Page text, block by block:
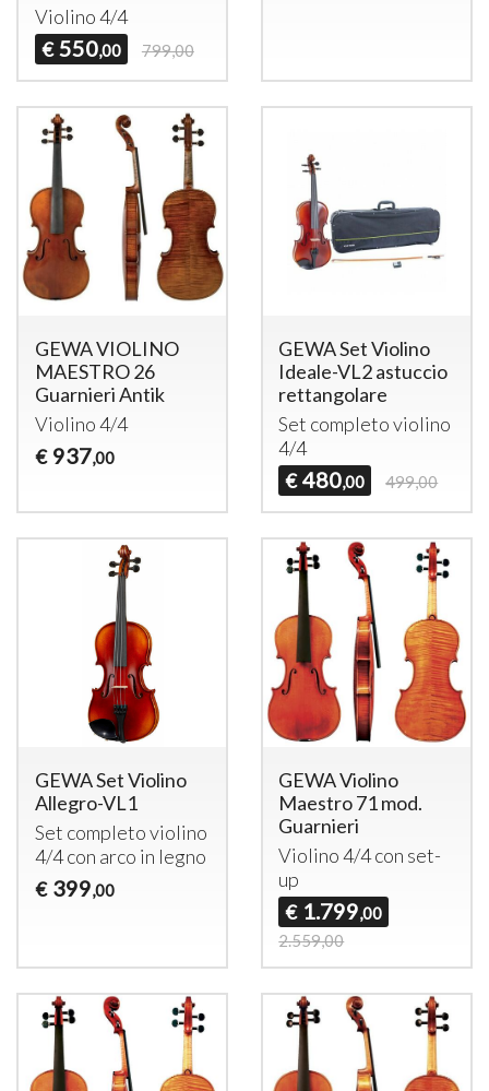
Violino 4/4
€ 550,00 799,00
GEWA VIOLINO
MAESTRO 26
Guarnieri Antik
Violino 4/4
€ 937,00
GEWA Set Violino
Ideale-VL2 astuccio
rettangolare
Set completo violino
4/4
€ 480,00 499,00
GEWA Set Violino
Allegro-VL1
Set completo violino
4/4 con arco in legno
€ 399,00
GEWA Violino
Maestro 71 mod.
Guarnieri
Violino 4/4 con set-
up
€ 1.799,00
2.559,00